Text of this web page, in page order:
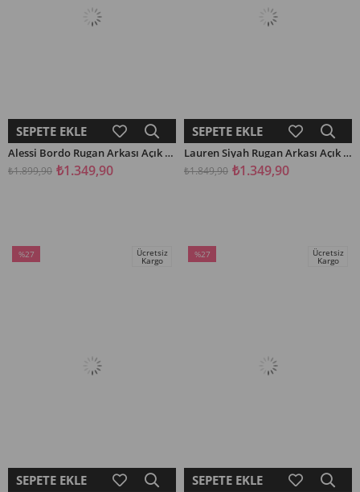
SEPETE EKLE
Alessi Bordo Rugan Arkası Açık Önü Kurdela Detaylı Kadın Kısa Topuklu Ayakkabı
₺1.349,90
₺1.899,90
SEPETE EKLE
Lauren Siyah Rugan Arkası Açık Lastikli Kadın Kısa Topuklu Ayakkabı
₺1.349,90
₺1.849,90
SEPETE EKLE
%27
Ücretsiz
Kargo
SEPETE EKLE
%27
Ücretsiz
Kargo